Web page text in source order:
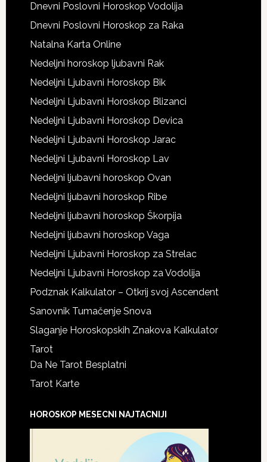
Dnevni Poslovni Horoskop Vodolija
Dnevni Poslovni Horoskop za Raka
Natalna Karta Online
Nedeljni horoskop ljubavni Rak
Nedeljni Ljubavni Horoskop Bik
Nedeljni Ljubavni Horoskop Blizanci
Nedeljni Ljubavni Horoskop Devica
Nedeljni Ljubavni Horoskop Jarac
Nedeljni Ljubavni Horoskop Lav
Nedeljni ljubavni horoskop Ovan
Nedeljni ljubavni horoskop Ribe
Nedeljni ljubavni horoskop Škorpija
Nedeljni ljubavni horoskop Vaga
Nedeljni Ljubavni Horoskop za Strelac
Nedeljni Ljubavni Horoskop za Vodolija
Podznak Kalkulator – Otkrij svoj Ascendent
Sanovnik Tumačenje Snova
Slaganje Horoskopskih Znakova Kalkulator
Tarot
Da Ne Tarot Besplatni
Tarot Karte
HOROSKOP MESECNI NAJTACNIJI